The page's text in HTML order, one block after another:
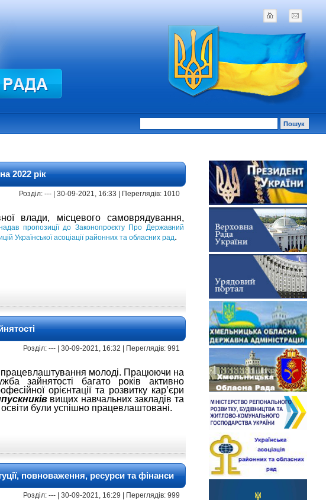
2022 рік
Розділ: --- | 30-09-2021, 16:33 | Переглядів: 1010
влади, місцевого самоврядування,
пропозиції до Законопроєкту Про Державний
Української асоціації районних та обласних рад.
Розділ: --- | 30-09-2021, 16:32 | Переглядів: 991
молоді. Працюючи на
зайнятості багато років активно
орієнтації та розвитку кар’єри
вищих навчальних закладів та
були успішно працевлаштовані.
повноваження, ресурси та фінанси
Розділ: --- | 30-09-2021, 16:29 | Переглядів: 999